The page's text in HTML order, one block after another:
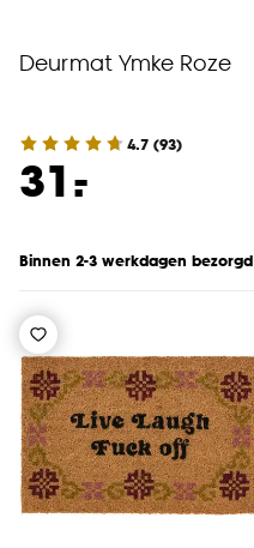
Deurmat Ymke Roze
4.7 (93)
31.
-
Binnen 2-3 werkdagen bezorgd